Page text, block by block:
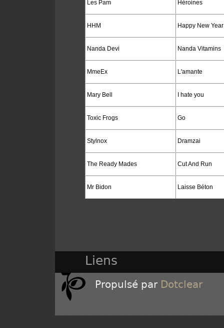
Les Pam Héroines
HHM Happy New Year
Nanda Devi Nanda Vitamins
MmeEx L'amante
Mary Bell I hate you
Toxic Frogs Go
Stylnox Dramzai
The Ready Mades Cut And Run
Mr Bidon Laisse Béton
Liens
Propulsé par Dotclear